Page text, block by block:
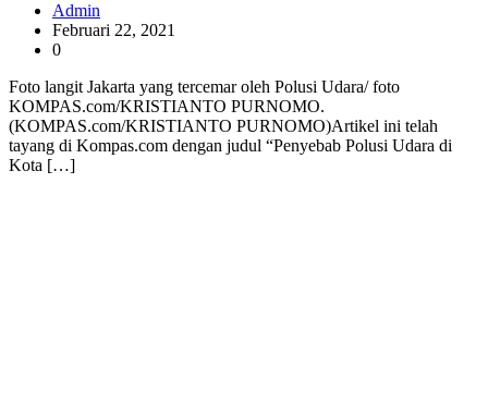
Admin
Februari 22, 2021
0
Foto langit Jakarta yang tercemar oleh Polusi Udara/ foto
KOMPAS.com/KRISTIANTO PURNOMO.
(KOMPAS.com/KRISTIANTO PURNOMO)Artikel ini telah
tayang di Kompas.com dengan judul “Penyebab Polusi Udara di
Kota […]